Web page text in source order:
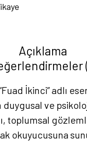
Açıklama
İkinci” adlı
duygusal ve
toplumsal
okuyucusuna